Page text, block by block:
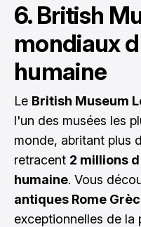
6. British
mondiaux
humaine
Le British Museum
l'un des musées les
monde, abritant plus
retracent 2 millions
humaine. Vous
antiques Rome
exceptionnelles de la